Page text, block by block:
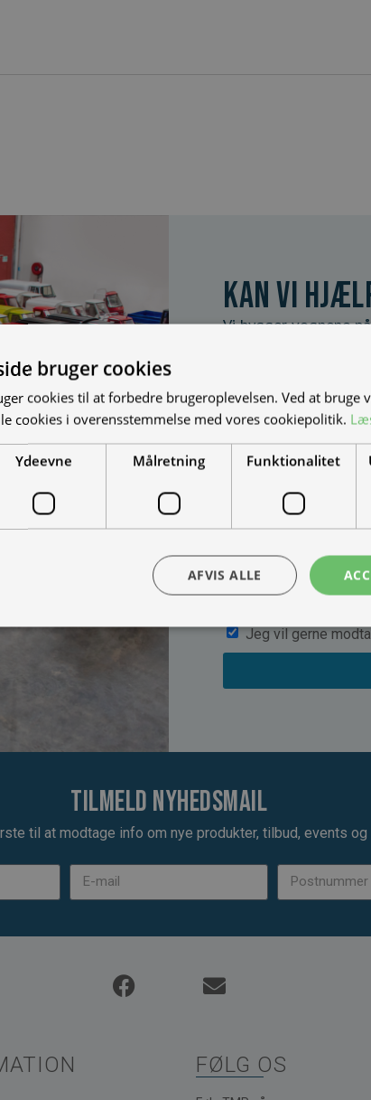
Kan vi
Vi bygger vognene
dine behov. Udfyld
Jeg vil gerne
Tilmeld nyhedsmail
til at modtage info om nye produkter, tilbud, events og
FØLG OS
bruger cookies
cookies til at forbedre brugeroplevelsen. Ved at bruge
cookies i overensstemmelse med vores cookiepolitik.
Ydeevne Målretning Funktionalitet
AFVIS ALLE